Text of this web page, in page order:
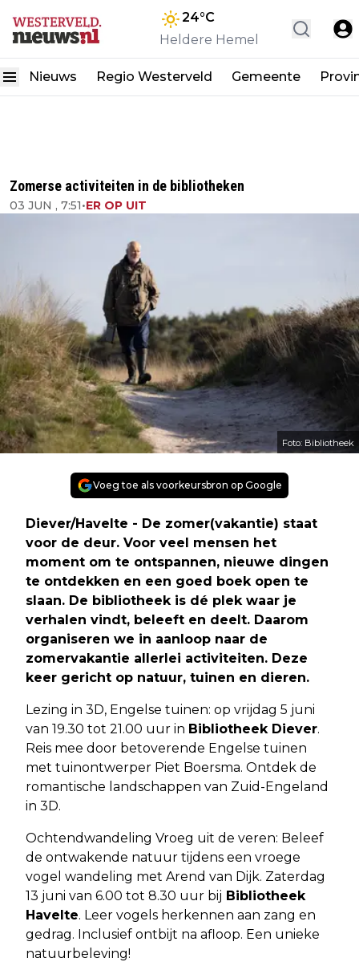
24°C
Heldere Hemel
Nieuws Regio Westerveld Gemeente
Zomerse activiteiten in de bibliotheken
03 JUN , 7:51•ER OP UIT
Foto: Bibliotheek
Voeg toe als voorkeursbron op Google
Diever/Havelte - De zomer(vakantie) staat
voor de deur. Voor veel mensen het
moment om te ontspannen, nieuwe dingen
te ontdekken en een goed boek open te
slaan. De bibliotheek is dé plek waar je
verhalen vindt, beleeft en deelt. Daarom
organiseren we in aanloop naar de
zomervakantie allerlei activiteiten. Deze
keer gericht op natuur, tuinen en dieren.
Lezing in 3D, Engelse tuinen: op vrijdag 5 juni
van 19.30 tot 21.00 uur in Bibliotheek Diever.
Reis mee door betoverende Engelse tuinen
met tuinontwerper Piet Boersma. Ontdek de
romantische landschappen van Zuid-Engeland
in 3D.
Ochtendwandeling Vroeg uit de veren: Beleef
de ontwakende natuur tijdens een vroege
vogel wandeling met Arend van Dijk. Zaterdag
13 juni van 6.00 tot 8.30 uur bij Bibliotheek
Havelte. Leer vogels herkennen aan zang en
gedrag. Inclusief ontbijt na afloop. Een unieke
natuurbeleving!